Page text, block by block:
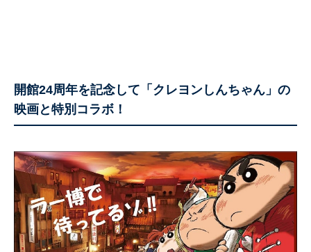
開館24周年を記念して「クレヨンしんちゃん」の
映画と特別コラボ！